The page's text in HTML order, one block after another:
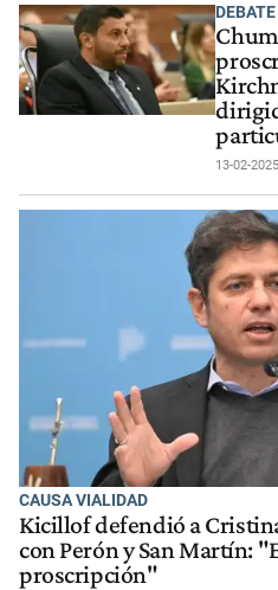
13-02-
CAUSA VIALIDAD
Kicillof defendió a
con Perón y San Martín:
proscripción"